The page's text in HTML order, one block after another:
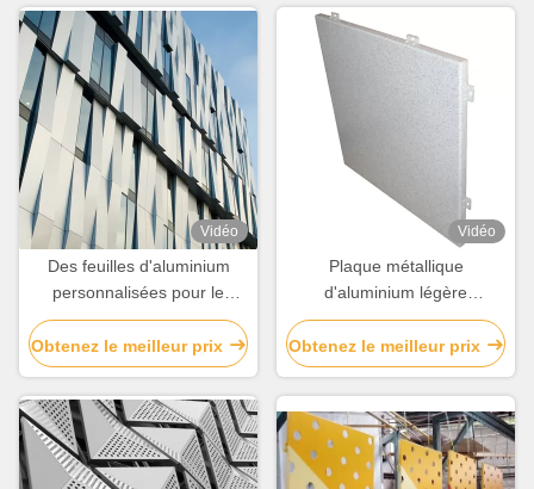
Vidéo
Des feuilles d'aluminium
personnalisées pour le
revêtement / la décoration
des murs de rideau
Obtenez le meilleur prix
Vidéo
Plaque métallique
d'aluminium légère
personnalisée
Obtenez le meilleur prix